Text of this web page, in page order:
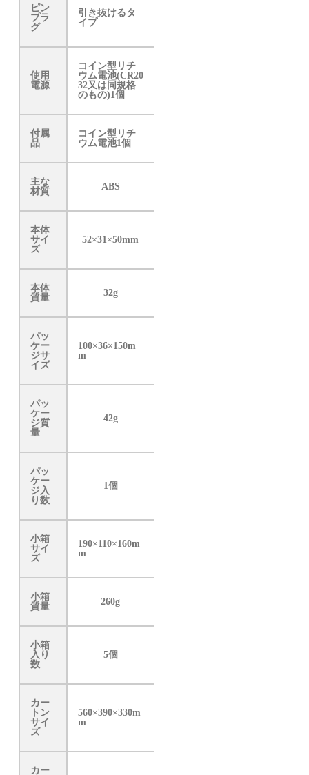
ピン
プラ
グ
引き抜けるタ
イプ
使用
電源
コイン型リチ
ウム電池(CR20
32又は同規格
のもの)1個
付属
品
コイン型リチ
ウム電池1個
主な
材質
ABS
本体
サイ
ズ
52×31×50mm
本体
質量
32g
パッ
ケー
ジサ
イズ
100×36×150m
m
パッ
ケー
ジ質
量
42g
パッ
ケー
ジ入
り数
1個
小箱
サイ
ズ
190×110×160m
m
小箱
質量
260g
小箱
入り
数
5個
カー
トン
サイ
ズ
560×390×330m
m
カー